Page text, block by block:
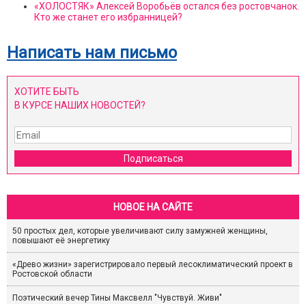
«ХОЛОСТЯК» Алексей Воробьёв остался без ростовчанок.
Кто же станет его избранницей?
Написать нам письмо
ХОТИТЕ БЫТЬ
В КУРСЕ НАШИХ НОВОСТЕЙ?
Подписаться
НОВОЕ НА САЙТЕ
50 простых дел, которые увеличивают силу замужней женщины,
повышают её энергетику
«Древо жизни» зарегистрировало первый лесоклиматический проект в
Ростовской области
Поэтический вечер Тины Максвелл "Чувствуй. Живи"